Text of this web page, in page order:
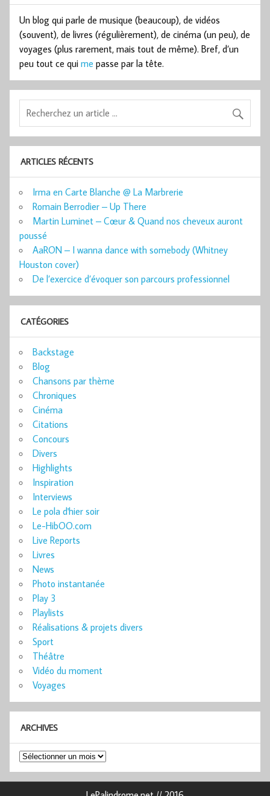
Un blog qui parle de musique (beaucoup), de vidéos
(souvent), de livres (régulièrement), de cinéma (un peu), de
voyages (plus rarement, mais tout de même). Bref, d’un
peu tout ce qui me passe par la tête.
ARTICLES RÉCENTS
Irma en Carte Blanche @ La Marbrerie
Romain Berrodier – Up There
Martin Luminet – Cœur & Quand nos cheveux auront
poussé
AaRON – I wanna dance with somebody (Whitney
Houston cover)
De l’exercice d’évoquer son parcours professionnel
CATÉGORIES
Backstage
Blog
Chansons par thème
Chroniques
Cinéma
Citations
Concours
Divers
Highlights
Inspiration
Interviews
Le pola d'hier soir
Le-HibOO.com
Live Reports
Livres
News
Photo instantanée
Play 3
Playlists
Réalisations & projets divers
Sport
Théâtre
Vidéo du moment
Voyages
ARCHIVES
Archives